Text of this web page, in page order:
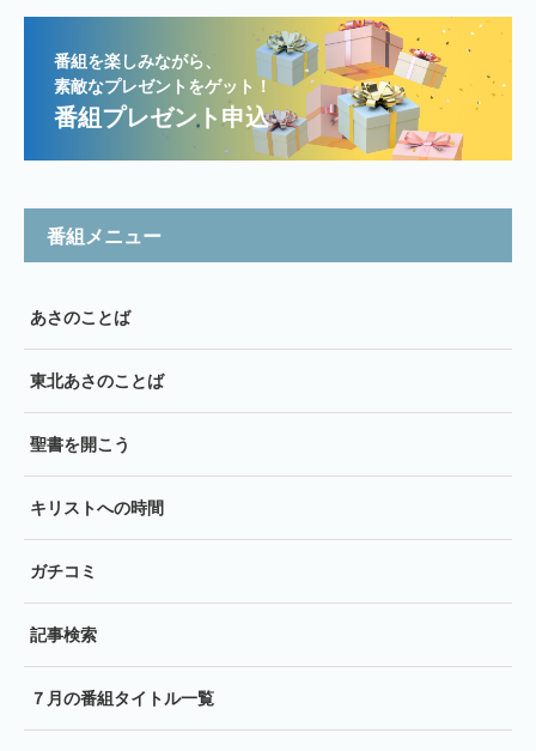
番組を楽しみながら、
素敵なプレゼントをゲット！
番組プレゼント申込
番組メニュー
あさのことば
東北あさのことば
聖書を開こう
キリストへの時間
ガチコミ
記事検索
７月の番組タイトル一覧